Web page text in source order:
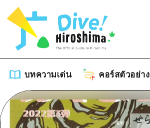
บทความเด่น คอร์สตัวอย่าง
บทความเด่น